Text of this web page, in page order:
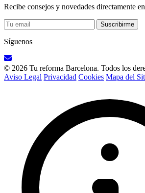
Recibe consejos y novedades directamente
Suscribirme
Síguenos
© 2026 Tu reforma Barcelona. Todos los
Aviso Legal Privacidad Cookies Mapa del